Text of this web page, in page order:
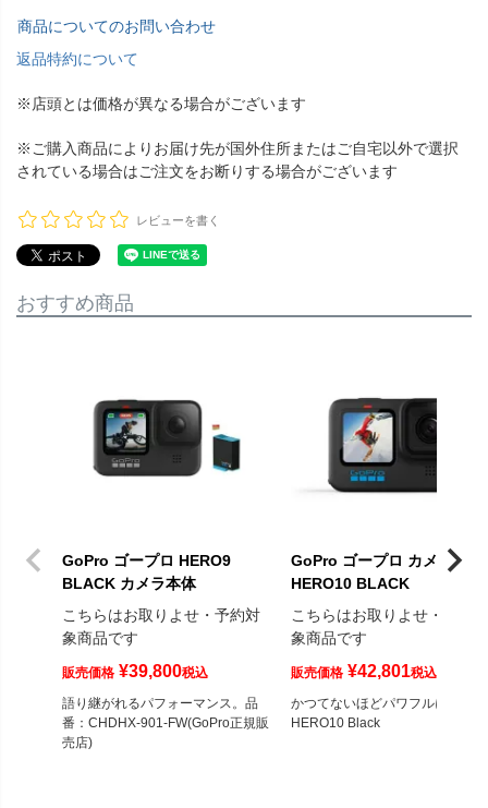
商品についてのお問い合わせ
返品特約について
※店頭とは価格が異なる場合がございます
※ご購入商品によりお届け先が国外住所またはご自宅以外で選択
されている場合はご注文をお断りする場合がございます
レビューを書く
おすすめ商品
GoPro ゴープロ HERO9
BLACK カメラ本体
こちらはお取りよせ・予約対
象商品です
販売価格 ¥39,800税込
語り継がれるパフォーマンス。品
番：CHDHX-901-FW(GoPro正規販
売店)
GoPro ゴープロ カメラ本体
HERO10 BLACK
こちらはお取りよせ・予約対
象商品です
販売価格 ¥42,801税込
かつてないほどパワフルになった
HERO10 Black